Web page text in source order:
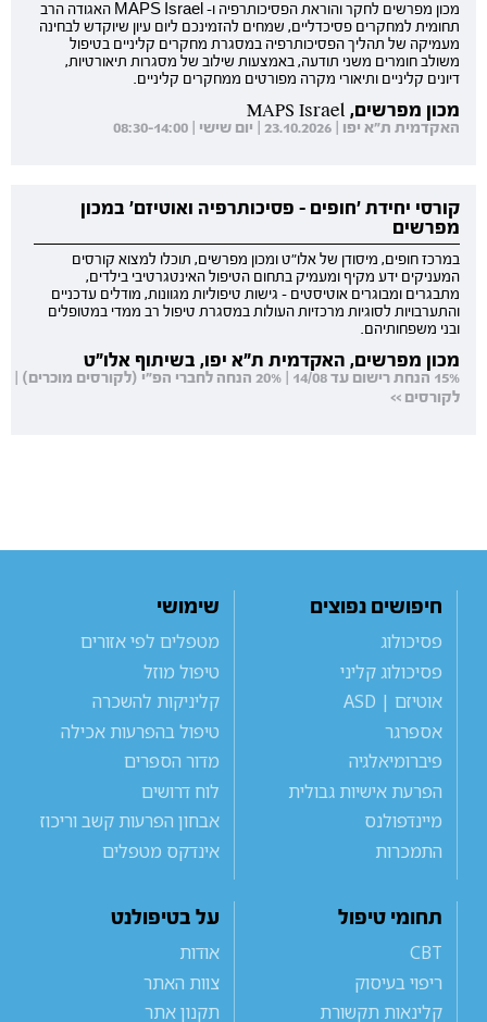
מכון מפרשים לחקר והוראת הפסיכותרפיה ו- MAPS Israel האגודה הרב
תחומית למחקרים פסיכדליים, שמחים להזמינכם ליום עיון שיוקדש לבחינה
מעמיקה של תהליך הפסיכותרפיה במסגרת מחקרים קליניים בטיפול
משולב חומרים משני תודעה, באמצעות שילוב של מסגרות תיאורטיות,
דיונים קליניים ותיאורי מקרה מפורטים ממחקרים קליניים.
מכון מפרשים, MAPS Israel
האקדמית ת"א יפו | 23.10.2026 | יום שישי | 08:30-14:00
קורסי יחידת 'חופים - פסיכותרפיה ואוטיזם' במכון
מפרשים
במרכז חופים, מיסודן של אלו"ט ומכון מפרשים, תוכלו למצוא קורסים
המעניקים ידע מקיף ומעמיק בתחום הטיפול האינטגרטיבי בילדים,
מתבגרים ומבוגרים אוטיסטים - גישות טיפוליות מגוונות, מודלים עדכניים
והתערבויות לסוגיות מרכזיות העולות במסגרת טיפול רב ממדי במטופלים
ובני משפחותיהם.
מכון מפרשים, האקדמית ת"א יפו, בשיתוף אלו"ט
15% הנחת רישום עד 14/08 | 20% הנחה לחברי הפ"י (לקורסים מוכרים) |
לקורסים >>
חיפושים נפוצים
פסיכולוג
פסיכולוג קליני
אוטיזם | ASD
אספרגר
פיברומיאלגיה
הפרעת אישיות גבולית
מיינדפולנס
התמכרות
שימושי
מטפלים לפי אזורים
טיפול מוזל
קליניקות להשכרה
טיפול בהפרעות אכילה
מדור הספרים
לוח דרושים
אבחון הפרעות קשב וריכוז
אינדקס מטפלים
תחומי טיפול
CBT
ריפוי בעיסוק
קלינאות תקשורת
על בטיפולנט
אודות
צוות האתר
תקנון אתר